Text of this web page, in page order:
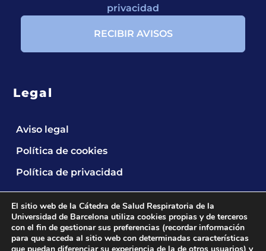
privacidad
Legal
Aviso legal
Política de cookies
Política de privacidad
El sitio web de la Cátedra de Salud Respiratoria de la
Universidad de Barcelona utiliza cookies propias y de terceros
con el fin de gestionar sus preferencias (recordar información
para que acceda al sitio web con determinadas características